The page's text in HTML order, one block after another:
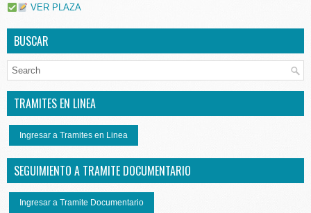
VER PLAZA
BUSCAR
TRAMITES EN LINEA
Ingresar a Tramites en Linea
SEGUIMIENTO A TRAMITE DOCUMENTARIO
Ingresar a Tramite Documentario